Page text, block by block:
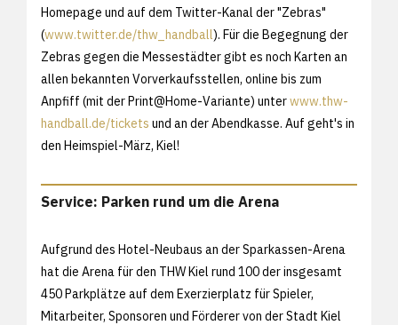
Homepage und auf dem Twitter-Kanal der "Zebras"
(www.twitter.de/thw_handball). Für die Begegnung der
Zebras gegen die Messestädter gibt es noch Karten an
allen bekannten Vorverkaufsstellen, online bis zum
Anpfiff (mit der Print@Home-Variante) unterwww.thw-
handball.de/tickets und an der Abendkasse. Auf geht's in
den Heimspiel-März, Kiel!
Service: Parken rund um die Arena
Aufgrund des Hotel-Neubaus an der Sparkassen-Arena
hat die Arena für den THW Kiel rund 100 der insgesamt
450 Parkplätze auf dem Exerzierplatz für Spieler,
Mitarbeiter, Sponsoren und Förderer von der Stadt Kiel